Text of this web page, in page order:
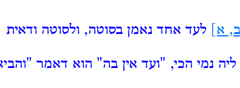
[ב, א]
לעד אחד נאמן בסוטה, ולסוטה ודאית
ליה נמי הכי, "ועד אין בה" הוא דאמר